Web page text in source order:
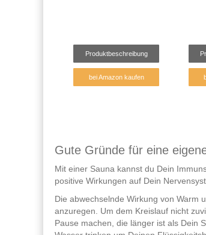
Produktbeschreibung
bei Amazon kaufen
Gute Gründe für eine
Mit einer Sauna kannst du Dein
positive Wirkungen auf Dein
Die abwechselnde Wirkung von Warm
anzuregen. Um dem Kreislauf nicht
Pause machen, die länger ist als Dein